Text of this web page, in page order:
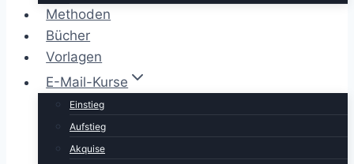
Methoden
Bücher
Vorlagen
E-Mail-Kurse
Einstieg
Aufstieg
Akquise